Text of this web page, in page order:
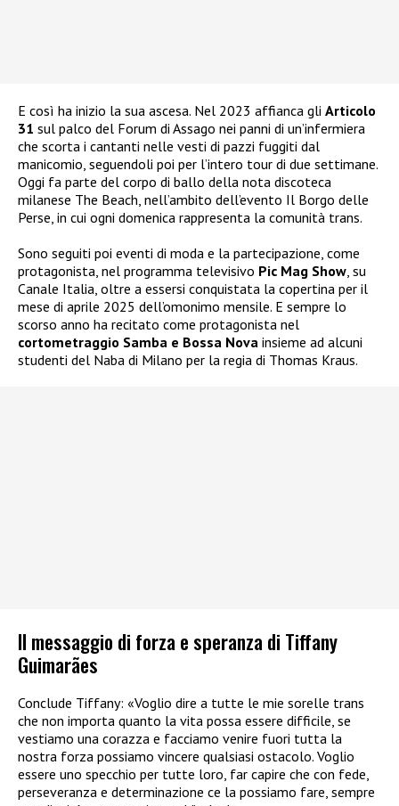
E così ha inizio la sua ascesa. Nel 2023 affianca gli Articolo
31 sul palco del Forum di Assago nei panni di un’infermiera
che scorta i cantanti nelle vesti di pazzi fuggiti dal
manicomio, seguendoli poi per l’intero tour di due settimane.
Oggi fa parte del corpo di ballo della nota discoteca
milanese The Beach, nell’ambito dell’evento Il Borgo delle
Perse, in cui ogni domenica rappresenta la comunità trans.
Sono seguiti poi eventi di moda e la partecipazione, come
protagonista, nel programma televisivo Pic Mag Show, su
Canale Italia, oltre a essersi conquistata la copertina per il
mese di aprile 2025 dell’omonimo mensile. E sempre lo
scorso anno ha recitato come protagonista nel
cortometraggio Samba e Bossa Nova insieme ad alcuni
studenti del Naba di Milano per la regia di Thomas Kraus.
Il messaggio di forza e speranza di Tiffany
Guimarães
Conclude Tiffany: «Voglio dire a tutte le mie sorelle trans
che non importa quanto la vita possa essere difficile, se
vestiamo una corazza e facciamo venire fuori tutta la
nostra forza possiamo vincere qualsiasi ostacolo. Voglio
essere uno specchio per tutte loro, far capire che con fede,
perseveranza e determinazione ce la possiamo fare, sempre